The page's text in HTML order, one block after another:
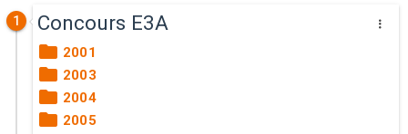
1 Concours E3A
2001
2003
2004
2005